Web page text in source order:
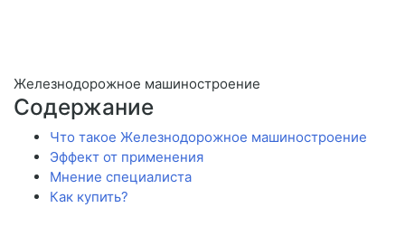
Железнодорожное машиностроение
Содержание
Что такое Железнодорожное машиностроение
Эффект от применения
Мнение специалиста
Как купить?